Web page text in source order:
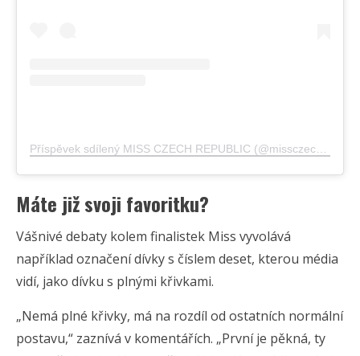
Máte již svoji favoritku?
Vášnivé debaty kolem finalistek Miss vyvolává
například označení dívky s číslem deset, kterou média
vidí, jako dívku s plnými křivkami.
„Nemá plné křivky, má na rozdíl od ostatních normální
postavu,“ zaznívá v komentářích. „První je pěkná, ty